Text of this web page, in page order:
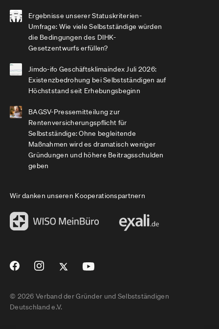
Ergebnisse unserer Statuskriterien-
Umfrage: Wie viele Selbstständige würden
die Bedingungen des DIHK-
Gesetzentwurfs erfüllen?
Jimdo-ifo Geschäftsklimaindex Juli 2026:
Existenzbedrohung bei Selbstständigen auf
Höchststand seit Erhebungsbeginn
BAGSV-Pressemitteilung zur
Rentenversicherungspflicht für
Selbstständige: Ohne begleitende
Maßnahmen wird es dramatisch weniger
Gründungen und höhere Beitragsschulden
geben
Wir danken unseren Kooperationspartnern
© 2026 Verband der Gründer und Selbstständigen
Deutschland e.V.